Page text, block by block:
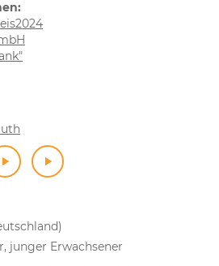
junger Erwachsener